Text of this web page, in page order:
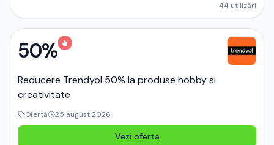
44 utilizări
50%
Reducere Trendyol 50% la produse hobby si
creativitate
Ofertă 25 august 2026
Vezi oferta